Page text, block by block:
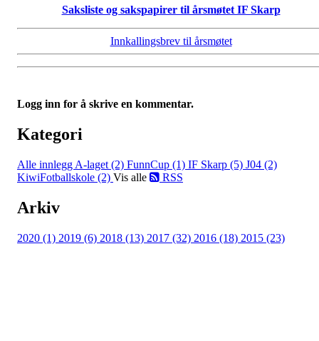
Saksliste og sakspapirer til årsmøtet IF Skarp
Innkallingsbrev til årsmøtet
Logg inn for å skrive en kommentar.
Kategori
Alle innlegg A-laget (2) FunnCup (1) IF Skarp (5) J04 (2)
KiwiFotballskole (2) Vis alle RSS
Arkiv
2020 (1) 2019 (6) 2018 (13) 2017 (32) 2016 (18) 2015 (23)